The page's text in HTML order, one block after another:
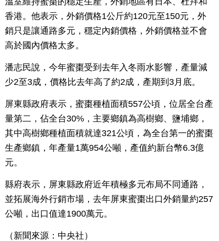
香港。他表示，外銷價格1公斤約120元至150元，外
銷只是讓通路多元，穩定內銷價格，外銷價格並不會
高於國內價格太多。
潘志民說，今年蜜棗受到去年入冬雨水影響，產量減
少2至3成，價格比去年高了約2成，產期到3月底。
屏東縣政府表示，蜜棗種植面積557公頃，位居全台產
量第二，佔全台30%，主要鄉鎮為高樹鄉、鹽埔鄉，
其中高樹鄉種植面積就達321公頃，為全台第一的蜜棗
生產鄉鎮，年產量1萬954公噸，產值約新台幣6.3億
元。
縣府表示，屏東縣政府近年積極多元布局不同通路，
並拓展海外行銷市場，去年屏東蜜棗出口外銷量約257
公噸，出口值達1900萬元。
（新聞來源：中央社）